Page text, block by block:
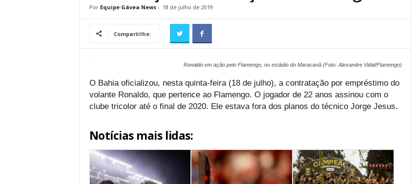
Por Equipe Gávea News- 18 de julho de 2019
Compartilhe:
Ronaldo em ação pelo Flamengo, no estádio do Maracanã (Foto: Alexandre Vidal/Flamengo)
O Bahia oficializou, nesta quinta-feira (18 de julho), a contratação por empréstimo do
volante Ronaldo, que pertence ao Flamengo. O jogador de 22 anos assinou com o
clube tricolor até o final de 2020. Ele estava fora dos planos do técnico Jorge Jesus.
Notícias mais lidas: